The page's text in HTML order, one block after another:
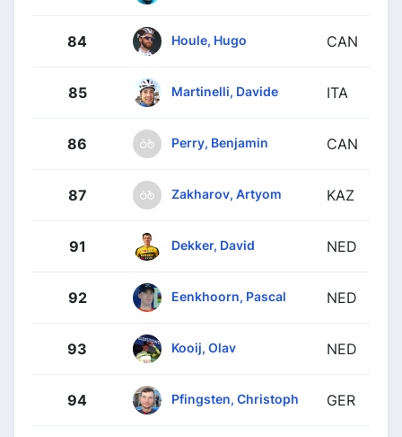
84 Houle, Hugo CAN
85 Martinelli, Davide ITA
86 Perry, Benjamin CAN
87 Zakharov, Artyom KAZ
91 Dekker, David NED
92 Eenkhoorn, Pascal NED
93 Kooij, Olav NED
94 Pfingsten, Christoph GER